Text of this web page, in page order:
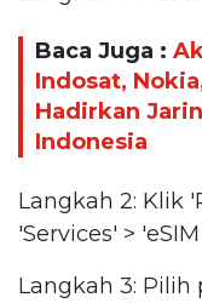
Baca Juga :
Indosat,
Hadirkan
Indonesia
Langkah 2: Klik
'Services' >
Langkah 3: